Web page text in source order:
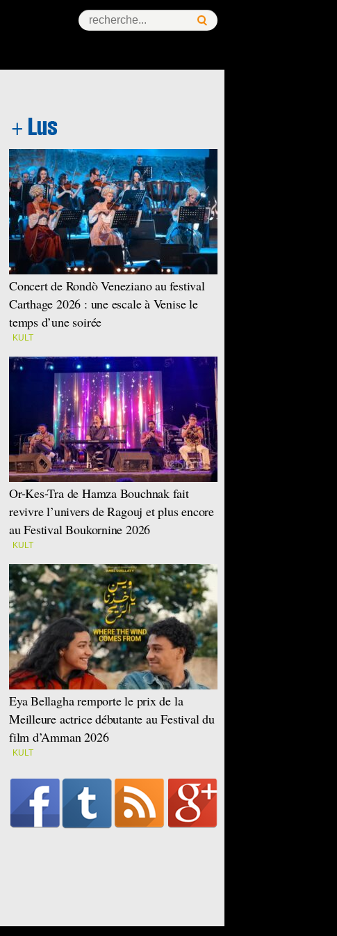
Concert de Rondò Veneziano au festival
Carthage 2026 : une escale à Venise le
temps d’une soirée
KULT
Or-Kes-Tra de Hamza Bouchnak fait
revivre l’univers de Ragouj et plus encore
au Festival Boukornine 2026
KULT
Eya Bellagha remporte le prix de la
Meilleure actrice débutante au Festival du
film d’Amman 2026
KULT